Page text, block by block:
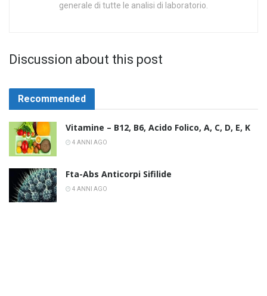
generale di tutte le analisi di laboratorio.
Discussion about this post
Recommended
Vitamine – B12, B6, Acido Folico, A, C, D, E, K
4 ANNI AGO
Fta-Abs Anticorpi Sifilide
4 ANNI AGO